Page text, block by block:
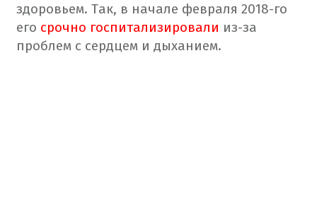
здоровьем. Так, в начале февраля 2018-го
его срочно госпитализировали из-за
проблем с сердцем и дыханием.